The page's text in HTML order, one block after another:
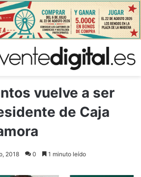
vuelve a ser
de Caja
2018 0 1 minuto leído